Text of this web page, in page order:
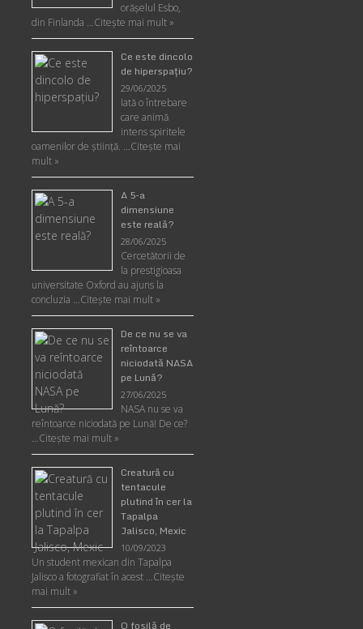
orășelul Esbo,
din Finlanda …Citește mai mult »
Ce este dincolo
de hiperspaţiu?
29/06/2025
Iată o întrebare
care animă
intens spiritele
oamenilor de ştiinţă. …Citește mai
mult »
A 5-a
dimensiune
este reală?
28/06/2025
Cercetătorii de
la prestigioasa
universitate Oxford au ajuns la
concluzia …Citește mai mult »
De ce nu se va
reîntoarce
niciodată NASA
pe Lună?
27/06/2025
NASA nu se va
reîntoarce niciodată pe Lună! De ce?
…Citește mai mult »
Creatură cu
tentacule
plutind în cer la
Tapalpa
Jalisco, Mexic
10/09/2023
Un student mexican din Tapalpa
Jalisco a fotografiat în acest …Citește
mai mult »
O fosilă de